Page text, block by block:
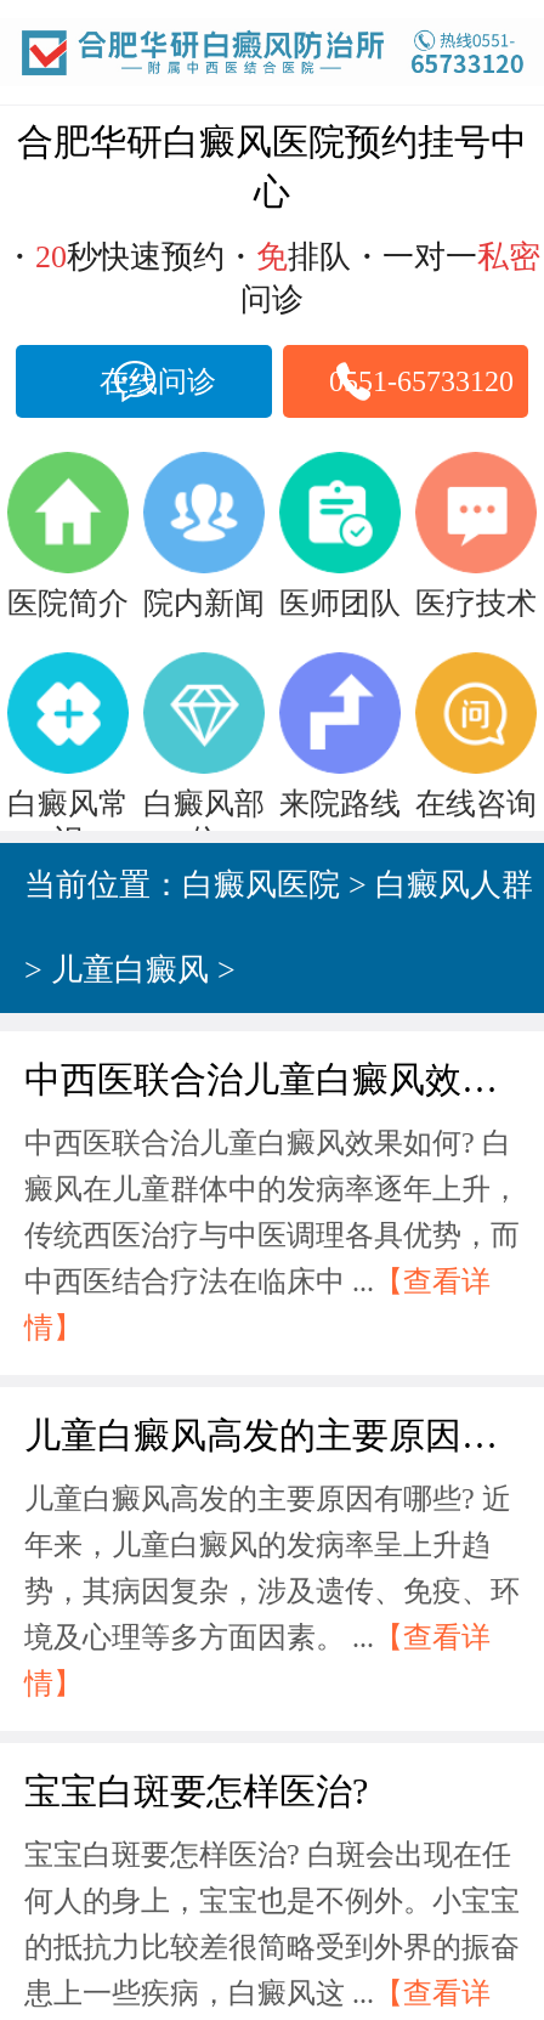
合肥白癜风医院
合肥华研白癜风医院预约挂号中
心
・ 20秒快速预约・ 免排队・一对一私密
问诊
在线问诊 0551-65733120
医院简介 院内新闻 医师团队 医疗技术
白癜风常
识
白癜风部
位
来院路线 在线咨询
当前位置： 白癜风医院 > 白癜风人群
> 儿童白癜风 >
中西医联合治儿童白癜风效果如何？
中西医联合治儿童白癜风效果如何? 白
癜风在儿童群体中的发病率逐年上升，
传统西医治疗与中医调理各具优势，而
中西医结合疗法在临床中 ... 【查看详
情】
儿童白癜风高发的主要原因有哪些？
儿童白癜风高发的主要原因有哪些? 近
年来，儿童白癜风的发病率呈上升趋
势，其病因复杂，涉及遗传、免疫、环
境及心理等多方面因素。 ... 【查看详
情】
宝宝白斑要怎样医治?
宝宝白斑要怎样医治? 白斑会出现在任
何人的身上，宝宝也是不例外。小宝宝
的抵抗力比较差很简略受到外界的振奋
患上一些疾病，白癜风这 ... 【查看详